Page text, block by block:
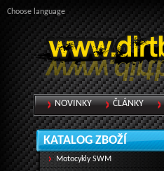
KATALOG ZBOŽÍ
Motocykly SWM
NOVINKY ČLÁNKY
Choose language